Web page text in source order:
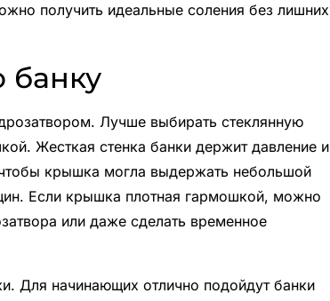
получить идеальные соления без лишних
Лучше выбирать стеклянную
Жесткая стенка банки держит давление и
крышка могла выдержать небольшой
Если крышка плотная гармошкой, можно
или даже сделать временное
Для начинающих отлично подойдут банки